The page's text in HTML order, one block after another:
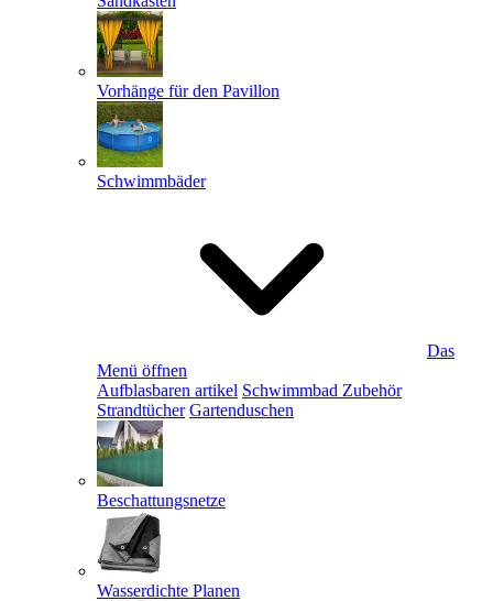
Vorhänge für den Pavillon
Schwimmbäder
Das
Menü öffnen
Aufblasbaren artikel Schwimmbad Zubehör
Strandtücher Gartenduschen
Beschattungsnetze
Wasserdichte Planen